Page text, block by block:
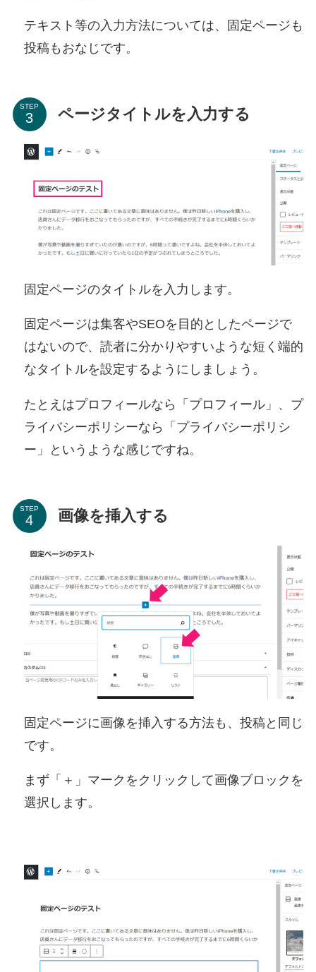
テキスト等の入力方法については、固定ページも
投稿もおなじです。
STEP ページタイトルを入力する
固定ページのタイトルを入力します。
固定ページは集客やSEOを目的としたページで
はないので、読者に分かりやすいような短く端的
なタイトルを設定するようにしましょう。
たとえはプロフィールなら「プロフィール」、プ
ライバシーポリシーなら「プライバシーポリシ
ー」というような感じですね。
STEP 画像を挿入する
固定ページに画像を挿入する方法も、投稿と同じ
です。
まず「＋」マークをクリックして画像ブロックを
選択します。